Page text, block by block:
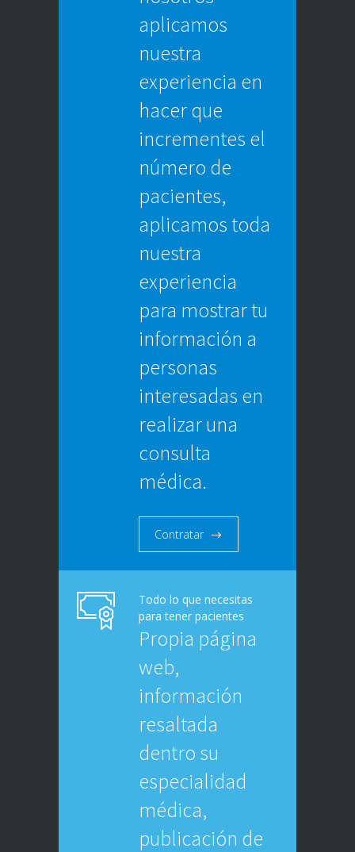
aplicamos
nuestra
experiencia en
hacer que
incrementes el
número de
pacientes,
aplicamos toda
nuestra
experiencia
para mostrar tu
información a
personas
interesadas en
realizar una
consulta
médica.
Contratar
Todo lo que necesitas
para tener pacientes
Propia página
web,
información
resaltada
dentro su
especialidad
médica,
publicación de